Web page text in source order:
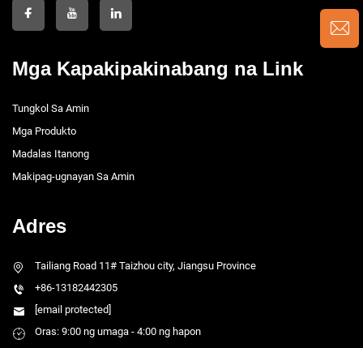
Mga Kapakipakinabang na Link
Tungkol Sa Amin
Mga Produkto
Madalas Itanong
Makipag-ugnayan Sa Amin
Adres
Tailiang Road 11# Taizhou city, Jiangsu Province
+86-13182442305
[email protected]
Oras: 9:00 ng umaga - 4:00 ng hapon